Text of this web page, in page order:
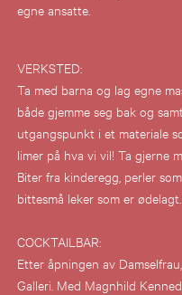
egne ansatte.
VERKSTED:
Ta med barna og lag egne
både gjemme seg bak og
utgangspunkt i et materiale
limer på hva vi vil! Ta gjerne
Biter fra kinderegg, perler
bittesmå leker som er
COCKTAILBAR:
Etter åpningen av
Galleri. Med Magnhild